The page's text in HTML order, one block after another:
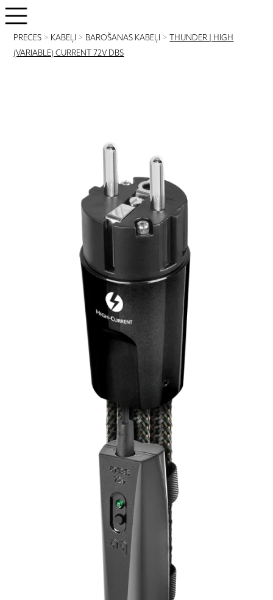
PRECES > KABEĻI > BAROŠANAS KABEĻI > THUNDER | HIGH
(VARIABLE) CURRENT 72V DBS